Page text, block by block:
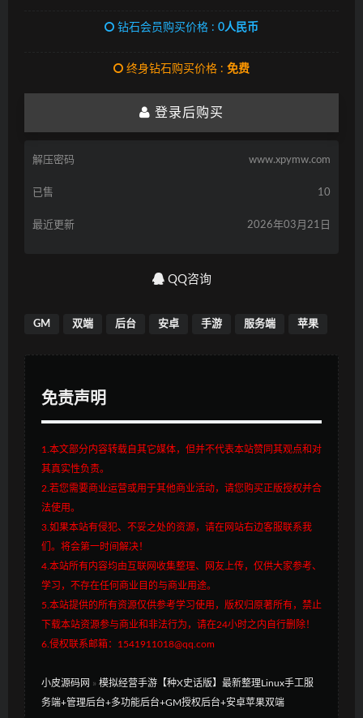
钻石会员购买价格 : 0人民币
终身钻石购买价格 : 免费
登录后购买
解压密码 www.xpymw.com
已售 10
最近更新 2026年03月21日
QQ咨询
GM 双端 后台 安卓 手游 服务端 苹果
免责声明
1.本文部分内容转载自其它媒体，但并不代表本站赞同其观点和对
其真实性负责。
2.若您需要商业运营或用于其他商业活动，请您购买正版授权并合
法使用。
3.如果本站有侵犯、不妥之处的资源，请在网站右边客服联系我
们。将会第一时间解决！
4.本站所有内容均由互联网收集整理、网友上传，仅供大家参考、
学习，不存在任何商业目的与商业用途。
5.本站提供的所有资源仅供参考学习使用，版权归原著所有，禁止
下载本站资源参与商业和非法行为，请在24小时之内自行删除！
6.侵权联系邮箱：1541911018@qq.com
小皮源码网 » 模拟经营手游【种X史话版】最新整理Linux手工服
务端+管理后台+多功能后台+GM授权后台+安卓苹果双端